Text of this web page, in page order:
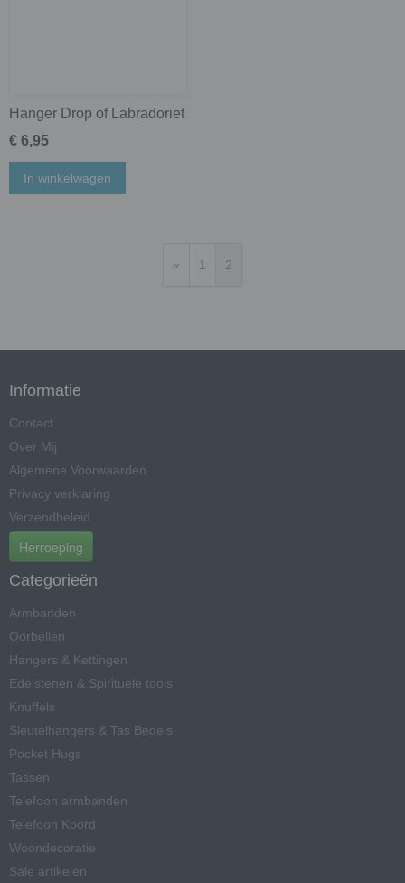
Hanger Drop of Labradoriet
€ 6,95
In winkelwagen
« 1 2
Informatie
Contact
Over Mij
Algemene Voorwaarden
Privacy verklaring
Verzendbeleid
Herroeping
Categorieën
Armbanden
Oorbellen
Hangers & Kettingen
Edelstenen & Spirituele tools
Knuffels
Sleutelhangers & Tas Bedels
Pocket Hugs
Tassen
Telefoon armbanden
Telefoon Koord
Woondecoratie
Sale artikelen